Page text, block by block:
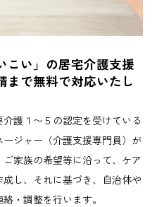
い」の居宅介護支援
まで無料で対応いたし
護１〜５の認定を受けている
ジャー（介護支援専門員）が
家族の希望等に沿って、ケア
し、それに基づき、自治体や
・調整を行います。